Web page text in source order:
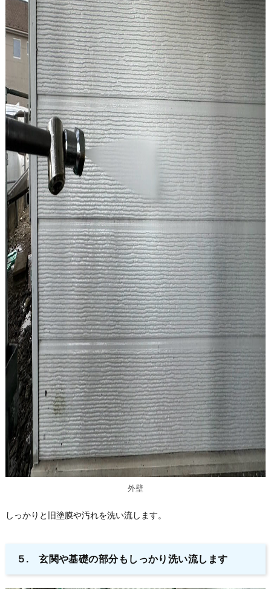
外壁
しっかりと旧塗膜や汚れを洗い流します。
５. 玄関や基礎の部分もしっかり洗い流します